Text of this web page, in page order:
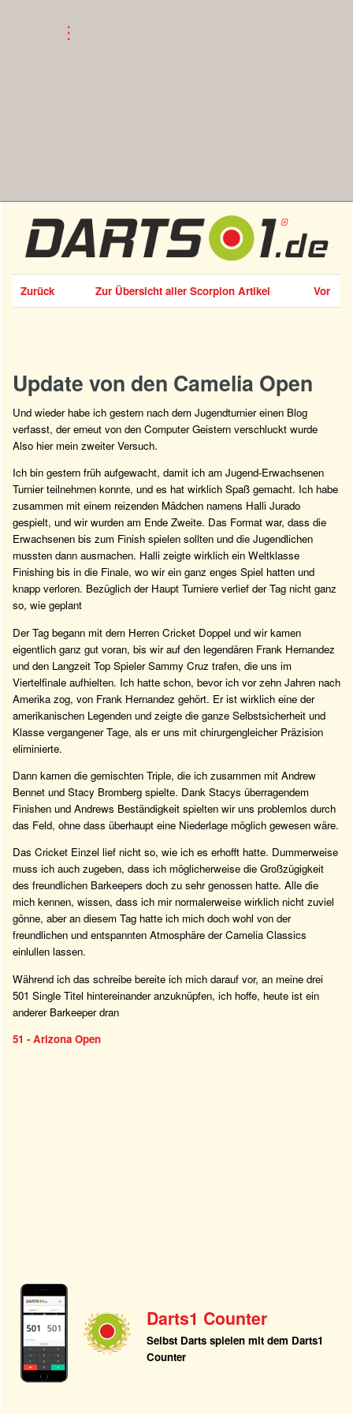
Zurück Zur Übersicht aller Scorpion Artikel Vor
Update von den Camelia Open
Und wieder habe ich gestern nach dem Jugendturnier einen Blog
verfasst, der erneut von den Computer Geistern verschluckt wurde
Also hier mein zweiter Versuch.
Ich bin gestern früh aufgewacht, damit ich am Jugend-Erwachsenen
Turnier teilnehmen konnte, und es hat wirklich Spaß gemacht. Ich habe
zusammen mit einem reizenden Mädchen namens Halli Jurado
gespielt, und wir wurden am Ende Zweite. Das Format war, dass die
Erwachsenen bis zum Finish spielen sollten und die Jugendlichen
mussten dann ausmachen. Halli zeigte wirklich ein Weltklasse
Finishing bis in die Finale, wo wir ein ganz enges Spiel hatten und
knapp verloren. Bezüglich der Haupt Turniere verlief der Tag nicht ganz
so, wie geplant
Der Tag begann mit dem Herren Cricket Doppel und wir kamen
eigentlich ganz gut voran, bis wir auf den legendären Frank Hernandez
und den Langzeit Top Spieler Sammy Cruz trafen, die uns im
Viertelfinale aufhielten. Ich hatte schon, bevor ich vor zehn Jahren nach
Amerika zog, von Frank Hernandez gehört. Er ist wirklich eine der
amerikanischen Legenden und zeigte die ganze Selbstsicherheit und
Klasse vergangener Tage, als er uns mit chirurgengleicher Präzision
eliminierte.
Dann kamen die gemischten Triple, die ich zusammen mit Andrew
Bennet und Stacy Bromberg spielte. Dank Stacys überragendem
Finishen und Andrews Beständigkeit spielten wir uns problemlos durch
das Feld, ohne dass überhaupt eine Niederlage möglich gewesen wäre.
Das Cricket Einzel lief nicht so, wie ich es erhofft hatte. Dummerweise
muss ich auch zugeben, dass ich möglicherweise die Großzügigkeit
des freundlichen Barkeepers doch zu sehr genossen hatte. Alle die
mich kennen, wissen, dass ich mir normalerweise wirklich nicht zuviel
gönne, aber an diesem Tag hatte ich mich doch wohl von der
freundlichen und entspannten Atmosphäre der Camelia Classics
einlullen lassen.
Während ich das schreibe bereite ich mich darauf vor, an meine drei
501 Single Titel hintereinander anzuknüpfen, ich hoffe, heute ist ein
anderer Barkeeper dran
51 - Arizona Open
Darts1 Counter
Selbst Darts spielen mit dem Darts1
Counter